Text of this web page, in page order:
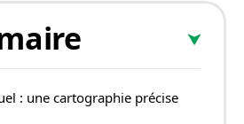
: une cartographie précise